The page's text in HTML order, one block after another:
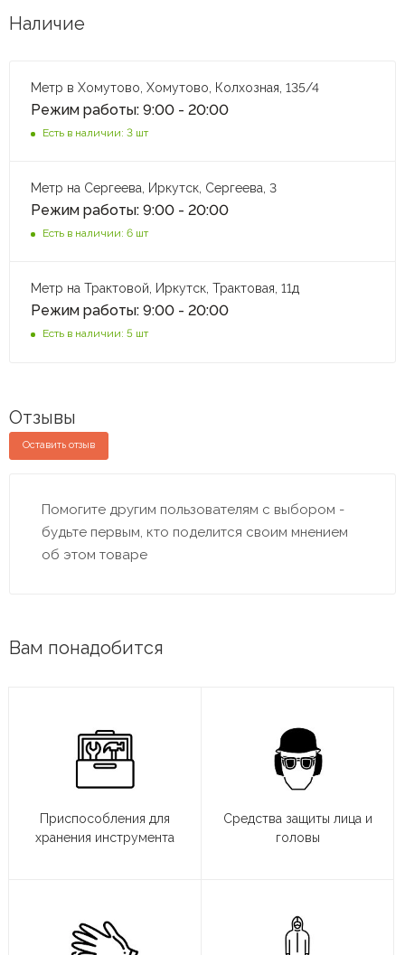
Наличие
Метр в Хомутово, Хомутово, Колхозная, 135/4
Режим работы: 9:00 - 20:00
Есть в наличии: 3 шт
Метр на Сергеева, Иркутск, Сергеева, 3
Режим работы: 9:00 - 20:00
Есть в наличии: 6 шт
Метр на Трактовой, Иркутск, Трактовая, 11д
Режим работы: 9:00 - 20:00
Есть в наличии: 5 шт
Отзывы
Оставить отзыв
Помогите другим пользователям с выбором -
будьте первым, кто поделится своим мнением
об этом товаре
Вам понадобится
Приспособления для
хранения инструмента
Средства защиты лица и
головы